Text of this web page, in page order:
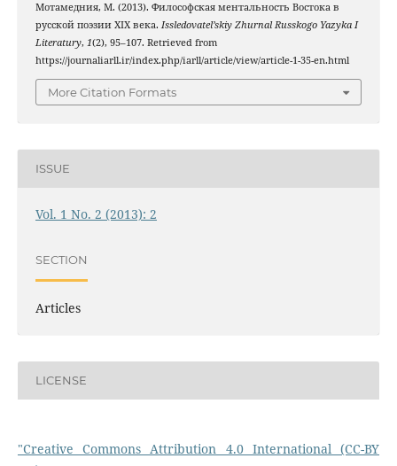
Мотамедния, М. (2013). Философская ментальность Востока в
русской поэзии XIX века. Issledovatel’skiy Zhurnal Russkogo Yazyka I
Literatury, 1(2), 95–107. Retrieved from
https://journaliarll.ir/index.php/iarll/article/view/article-1-35-en.html
More Citation Formats
ISSUE
Vol. 1 No. 2 (2013): 2
SECTION
Articles
LICENSE
"Creative Commons Attribution 4.0 International (CC-BY